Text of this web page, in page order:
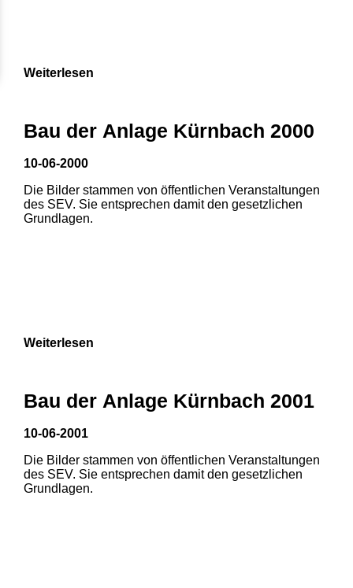
Weiterlesen
Bau der Anlage Kürnbach 2000
10-06-2000
Die Bilder stammen von öffentlichen Veranstaltungen
des SEV. Sie entsprechen damit den gesetzlichen
Grundlagen.
Weiterlesen
Bau der Anlage Kürnbach 2001
10-06-2001
Die Bilder stammen von öffentlichen Veranstaltungen
des SEV. Sie entsprechen damit den gesetzlichen
Grundlagen.